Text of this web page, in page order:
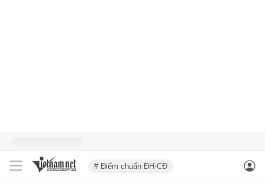
# Điểm chuẩn ĐH-CĐ